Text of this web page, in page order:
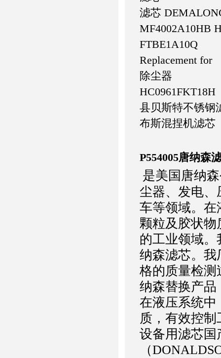
滤芯
MF4002A10HB
FTBE1A10Q
Replacement
除尘器
县贝斯特不锈钢
布斯混捏机滤芯
P554005唐纳森
是美国唐纳
尘器、发电、
车等领域。在
颗粒及胶状物
的工业领域
纳森滤芯。我
格的质量检测
纳森替换产品
在液压系统中
质，有效控
设备用滤芯国
（